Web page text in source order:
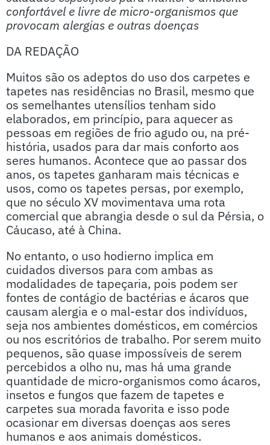
confortável e livre de micro-organismos que
provocam alergias e outras doenças
DA REDAÇÃO
Muitos são os adeptos do uso dos carpetes e
tapetes nas residências no Brasil, mesmo que
os semelhantes utensílios tenham sido
elaborados, em princípio, para aquecer as
pessoas em regiões de frio agudo ou, na pré-
história, usados para dar mais conforto aos
seres humanos. Acontece que ao passar dos
anos, os tapetes ganharam mais técnicas e
usos, como os tapetes persas, por exemplo,
que no século XV movimentava uma rota
comercial que abrangia desde o sul da Pérsia, o
Cáucaso, até à China.
No entanto, o uso hodierno implica em
cuidados diversos para com ambas as
modalidades de tapeçaria, pois podem ser
fontes de contágio de bactérias e ácaros que
causam alergia e o mal-estar dos indivíduos,
seja nos ambientes domésticos, em comércios
ou nos escritórios de trabalho. Por serem muito
pequenos, são quase impossíveis de serem
percebidos a olho nu, mas há uma grande
quantidade de micro-organismos como ácaros,
insetos e fungos que fazem de tapetes e
carpetes sua morada favorita e isso pode
ocasionar em diversas doenças aos seres
humanos e aos animais domésticos.